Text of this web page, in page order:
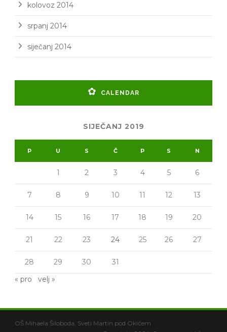
kolovoz 2014
srpanj 2014
siječanj 2014
CALENDAR
SIJEČANJ 2019
P U S Č P S N
1 2 3 4 5 6
7 8 9 10 11 12 13
14 15 16 17 18 19 20
21 22 23 24 25 26 27
28 29 30
31
« pro
velj »
OŠ Mihaela Šiloboda, Sveti Martin pod Okićem